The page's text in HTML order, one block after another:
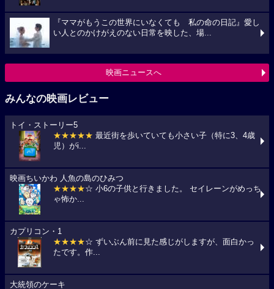
『ママがもうこの世界にいなくても 私の命の日記』愛し
い人とのかけがえのない日常を映した、場...
映画ニュースへ
みんなの映画レビュー
トイ・ストーリー5
★★★★★ 最近街を歩いていても小さい子（特に3、4歳
児）がi...
映画ちいかわ 人魚の島のひみつ
★★★★☆ 小6の子供と行きました。 セイレーンがめっち
ゃ怖か...
カプリコン・1
★★★★☆ ずいぶん前に見た感じがしますが、面白かっ
たです。作...
大統領のケーキ